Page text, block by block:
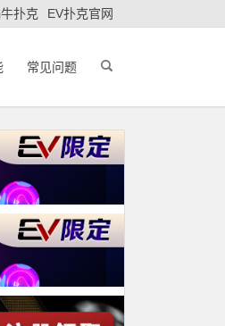
扑克 EV扑克官网
常见问题